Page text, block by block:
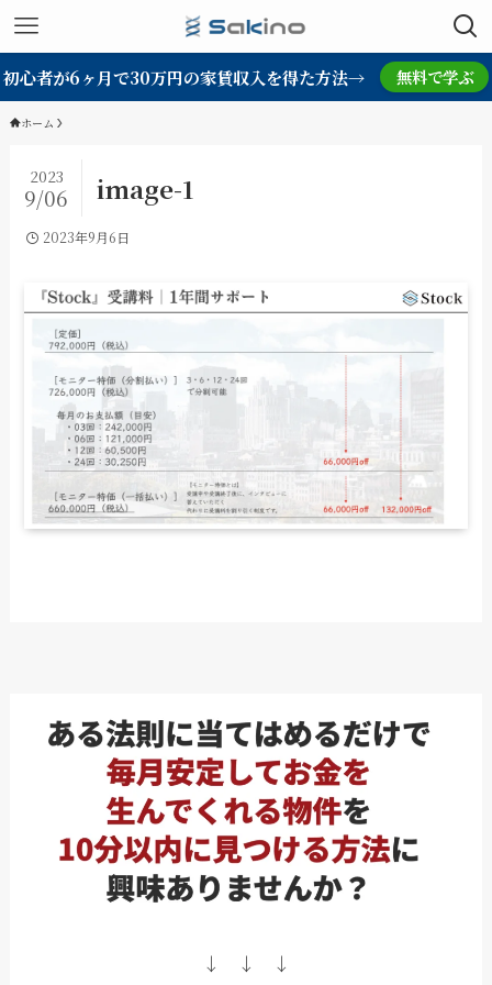
初心者が6ヶ月で30万円の家賃収入を得た方法→ 無料で学ぶ
ホーム
image-1
2023
9/06
2023年9月6日
↓ ↓ ↓